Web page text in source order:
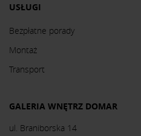
USŁUGI
Bezpłatne porady
Montaż
Transport
GALERIA WNĘTRZ DOMAR
ul. Braniborska 14